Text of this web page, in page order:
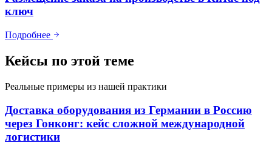
ключ
Подробнее
Кейсы по этой теме
Реальные примеры из нашей практики
Доставка оборудования из Германии в Россию
через Гонконг: кейс сложной международной
логистики